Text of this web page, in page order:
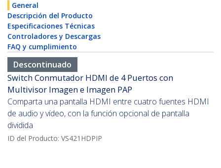
General
Descripción del Producto
Especificaciones Técnicas
Controladores y Descargas
FAQ y cumplimiento
Descontinuado
Switch Conmutador HDMI de 4 Puertos con
Multivisor Imagen e Imagen PAP
Comparta una pantalla HDMI entre cuatro fuentes HDMI
de audio y vídeo, con la función opcional de pantalla
dividida
ID del Producto: VS421HDPIP